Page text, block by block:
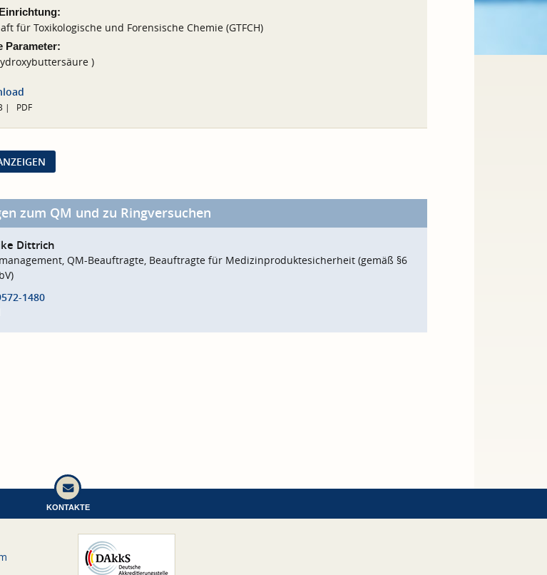
für Toxikologische und Forensische Chemie (GTFCH)
Parameter:
)
PDF
zum QM und zu Ringversuchen
Dittrich
QM-Beauftragte, Beauftragte für Medizinproduktesicherheit (gemäß §6
1480
KONTAKTE